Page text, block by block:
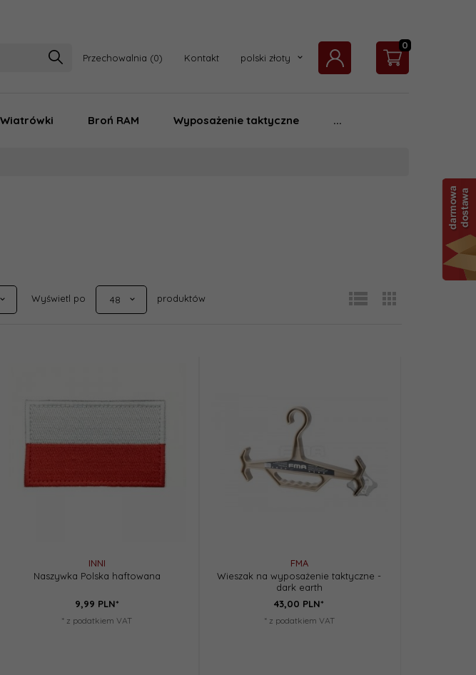
Przechowalnia Kontakt currency_h
polski złoty
0
Wiatrówki Broń RAM Wyposażenie taktyczne ...
Wyświetl po
pop
48
produktów
INNI
Naszywka Polska haftowana
9,99 PLN*
* z podatkiem VAT
FMA
Wieszak na wyposażenie taktyczne -
dark earth
43,00 PLN*
* z podatkiem VAT